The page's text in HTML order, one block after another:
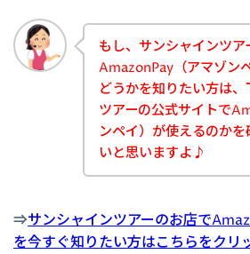
もし、サンシャインツア
AmazonPay（アマゾン
どうかを知りたい方は
ツアーの公式サイトで
ンペイ）が使えるのか
いと思いますよ♪
⇒サンシャインツアーのお店で
を今すぐ知りたい方はこちらをクリ